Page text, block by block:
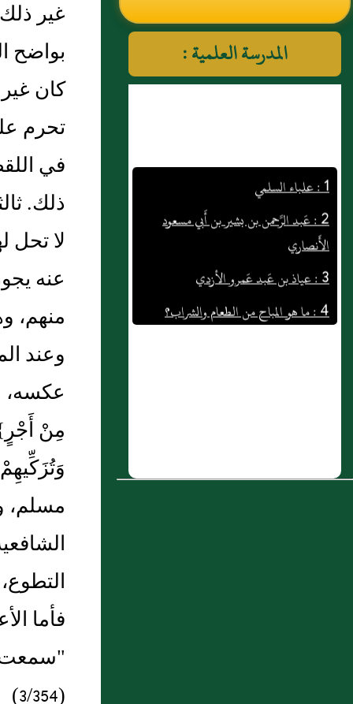
النووي رحمهم الله تعالى
المدرسة العلمية :
2 : عَبد الرَّحمن بن بشير بن أَبي مسعود
الأَنصاري
3 : عياذ بن عَبد عَمرو الأزدي
4 : ما هو المباح من الطعام والشراب؟
5 : مَالِكٌ عَنْ يَحْيَى بْنِ سَعِيدٍ أَنَّهُ سَمِعَ
6 : عَمرو بن عَمرو أَبو الزعراء، كُوفيٌّ ابن
غير
بواضح
كان
تحرم
في
ذلك.
لا تحل
عنه
منهم،
وعند
عكسه،
مِنْ
مسلم،
فأما
"سمعت
(3/354)